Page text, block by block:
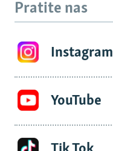
Pratite nas
Instagram
YouTube